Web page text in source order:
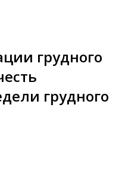
грудного
грудного